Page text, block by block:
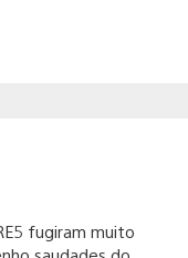
fugiram muito